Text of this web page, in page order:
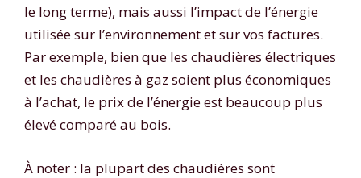
le long terme), mais aussi l’impact de l’énergie
utilisée sur l’environnement et sur vos factures.
Par exemple, bien que les chaudières électriques
et les chaudières à gaz soient plus économiques
à l’achat, le prix de l’énergie est beaucoup plus
élevé comparé au bois.
À noter : la plupart des chaudières sont